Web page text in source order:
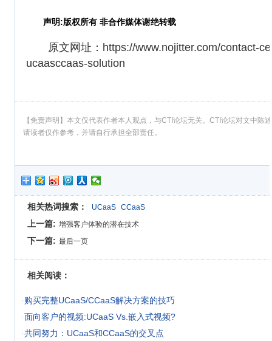
声明:版权所有 非合作媒体谢绝转载
原文网址：https://www.nojitter.com/contact-
ucaasccaas-solution
【免责声明】本文仅代表作者本人观点，与CTI论坛无关。CTI论坛对文中
请读者仅作参考，并请自行承担全部责任。
相关热词搜索： UCaaS CCaaS
上一篇: 增强客户体验的潜在技术
下一篇: 最后一页
相关阅读：
·购买完整UCaaS/CCaaS解决方案的技巧
·面向客户的视频:UCaaS Vs.嵌入式视频?
·共同努力：UCaaS和CCaaS的交叉点